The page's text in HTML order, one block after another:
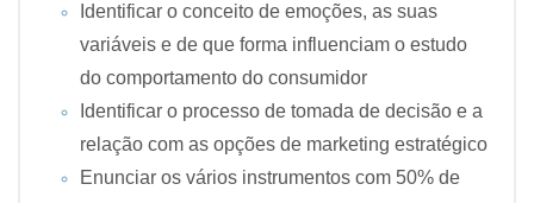
Identificar o conceito de emoções, as suas
variáveis e de que forma influenciam o estudo
do comportamento do consumidor
Identificar o processo de tomada de decisão e a
relação com as opções de marketing estratégico
Enunciar os vários instrumentos com 50% de